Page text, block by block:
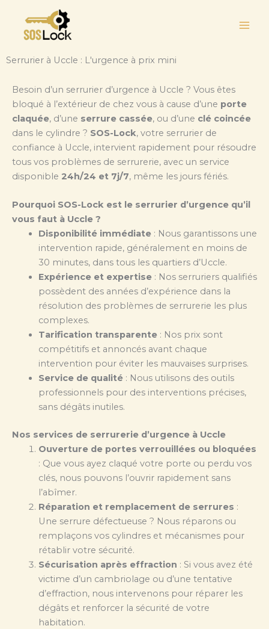
contenu
Serrurier à Uccle : L'urgence à prix mini
Besoin d’un serrurier d’urgence à Uccle ? Vous êtes
bloqué à l’extérieur de chez vous à cause d’une porte
claquée, d’une serrure cassée, ou d’une clé coincée
dans le cylindre ? SOS-Lock, votre serrurier de
confiance à Uccle, intervient rapidement pour résoudre
tous vos problèmes de serrurerie, avec un service
disponible 24h/24 et 7j/7, même les jours fériés.
Pourquoi SOS-Lock est le serrurier d’urgence qu’il
vous faut à Uccle ?
Disponibilité immédiate: Nous garantissons une
intervention rapide, généralement en moins de
30 minutes, dans tous les quartiers d’Uccle.
Expérience et expertise: Nos serruriers qualifiés
possèdent des années d’expérience dans la
résolution des problèmes de serrurerie les plus
complexes.
Tarification transparente: Nos prix sont
compétitifs et annoncés avant chaque
intervention pour éviter les mauvaises surprises.
Service de qualité: Nous utilisons des outils
professionnels pour des interventions précises,
sans dégâts inutiles.
Nos services de serrurerie d’urgence à Uccle
Ouverture de portes verrouillées ou bloquées
: Que vous ayez claqué votre porte ou perdu vos
clés, nous pouvons l’ouvrir rapidement sans
l’abîmer.
Réparation et remplacement de serrures :
Une serrure défectueuse ? Nous réparons ou
remplaçons vos cylindres et mécanismes pour
rétablir votre sécurité.
Sécurisation après effraction : Si vous avez été
victime d’un cambriolage ou d’une tentative
d’effraction, nous intervenons pour réparer les
dégâts et renforcer la sécurité de votre
habitation.